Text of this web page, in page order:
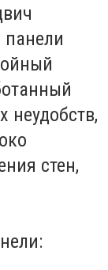
панели
неудобств,
стен,